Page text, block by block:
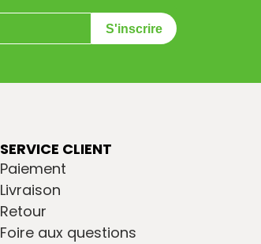
S'inscrire
SERVICE CLIENT
Paiement
Livraison
Retour
Foire aux questions